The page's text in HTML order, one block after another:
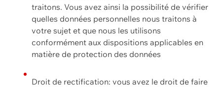
traitons. Vous avez ainsi la possibilité de vérifier
quelles données personnelles nous traitons à
votre sujet et que nous les utilisons
conformément aux dispositions applicables en
matière de protection des données
Droit de rectification: vous avez le droit de faire